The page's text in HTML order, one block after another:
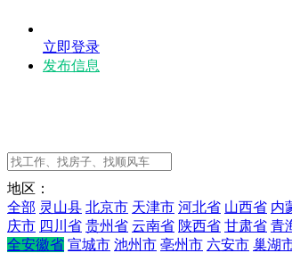
立即登录
发布信息
地区：
全部 灵山县 北京市 天津市 河北省 山西省 内
庆市 四川省 贵州省 云南省 陕西省 甘肃省 青
全安徽省 宣城市 池州市 亳州市 六安市 巢湖